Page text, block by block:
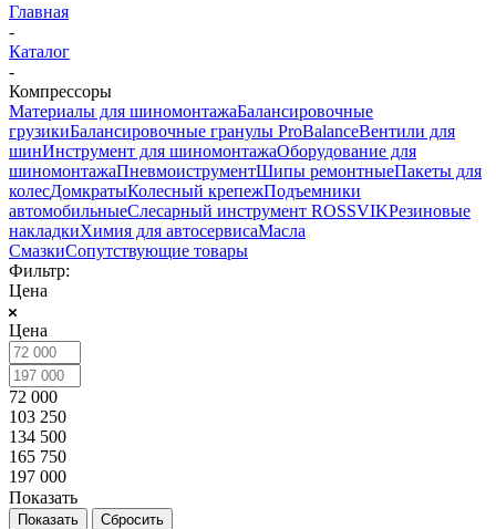
Главная
-
Каталог
-
Компрессоры
Материалы для шиномонтажаБалансировочные
грузикиБалансировочные гранулы ProBalanceВентили для
шинИнструмент для шиномонтажаОборудование для
шиномонтажаПневмоиструментШипы ремонтныеПакеты для
колесДомкратыКолесный крепежПодъемники
автомобильныеСлесарный инструмент ROSSVIKРезиновые
накладкиХимия для автосервисаМасла
СмазкиСопутствующие товары
Фильтр:
Цена
Цена
72 000
103 250
134 500
165 750
197 000
Показать
Сбросить